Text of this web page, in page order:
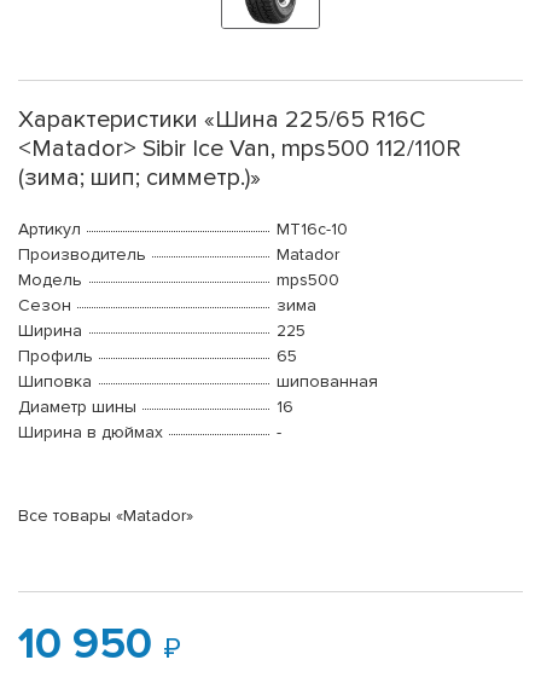
Характеристики «Шина 225/65 R16C
<Matador> Sibir Ice Van, mps500 112/110R
(зима; шип; симметр.)»
Артикул
MT16c-10
Производитель
Matador
Модель
mps500
Сезон
зима
Ширина
225
Профиль
65
Шиповка
шипованная
Диаметр шины
16
Ширина в дюймах
-
Все товары «Matador»
10 950